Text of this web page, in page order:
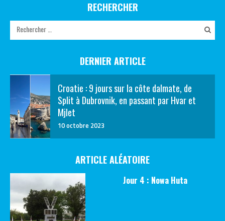
RECHERCHER
DERNIER ARTICLE
Croatie : 9 jours sur la côte dalmate, de
Split à Dubrovnik, en passant par Hvar et
Mjlet
10 octobre 2023
ARTICLE ALÉATOIRE
Jour 4 : Nowa Huta